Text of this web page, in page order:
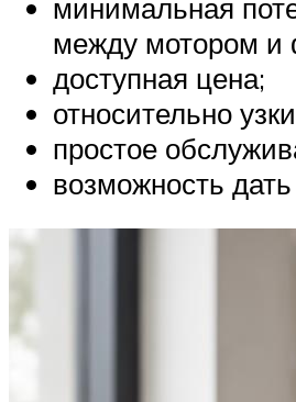
минимальная
между мотором и
доступная цена;
относительно
простое
возможность